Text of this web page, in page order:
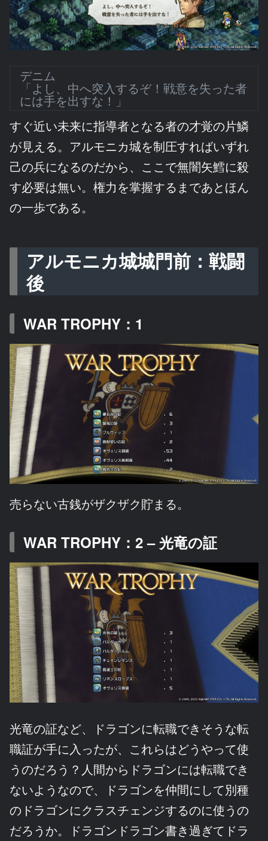
デニム
「よし、中へ突入するぞ！戦意を失った者
には手を出すな！」
すぐ近い未来に指導者となる者の才覚の片鱗
が見える。アルモニカ城を制圧すればいずれ
己の兵になるのだから、ここで無闇矢鱈に殺
す必要は無い。権力を掌握するまであとほん
の一歩である。
アルモニカ城城門前：戦闘
後
WAR TROPHY：1
売らない古銭がザクザク貯まる。
WAR TROPHY：2 – 光竜の証
光竜の証など、ドラゴンに転職できそうな転
職証が手に入ったが、これらはどうやって使
うのだろう？人間からドラゴンには転職でき
ないようなので、ドラゴンを仲間にして別種
のドラゴンにクラスチェンジするのに使うの
だろうか。ドラゴンドラゴン書き過ぎてドラ